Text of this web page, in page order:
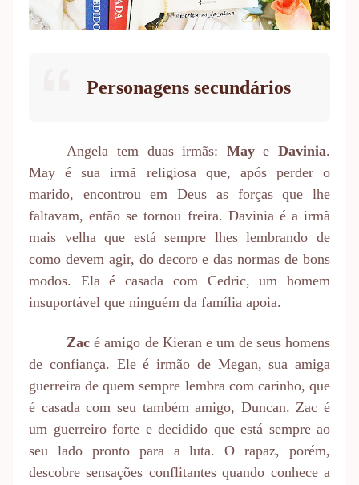
Personagens secundários
Angela tem duas irmãs: MayeDavinia.
May é sua irmã religiosa que, após perder o
marido, encontrou em Deus as forças que lhe
faltavam, então se tornou freira. Davinia é a irmã
mais velha que está sempre lhes lembrando de
como devem agir, do decoro e das normas de bons
modos. Ela é casada com Cedric, um homem
insuportável que ninguém da família apoia.
Zacé amigo de Kieran e um de seus homens
de confiança. Ele é irmão de Megan, sua amiga
guerreira de quem sempre lembra com carinho, que
é casada com seu também amigo, Duncan. Zac é
um guerreiro forte e decidido que está sempre ao
seu lado pronto para a luta. O rapaz, porém,
descobre sensações conflitantes quando conhece a